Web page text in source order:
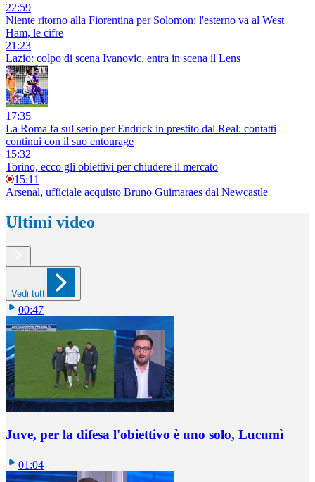
22:59
Niente ritorno alla Fiorentina per Solomon: l'esterno va al West
Ham, le cifre
21:23
Lazio: colpo di scena Ivanovic, entra in scena il Lens
17:35
La Roma fa sul serio per Endrick in prestito dal Real: contatti
continui con il suo entourage
15:32
Torino, ecco gli obiettivi per chiudere il mercato
15:11
Arsenal, ufficiale acquisto Bruno Guimaraes dal Newcastle
Ultimi video
Vedi tutti
00:47
Juve, per la difesa l'obiettivo è uno solo, Lucumì
01:04